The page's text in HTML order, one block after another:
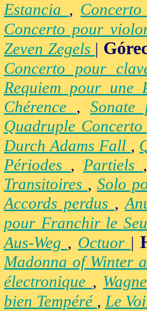
Estancia ,
Concerto pour
Zeven Zegels |
Concerto pour
Requiem pour une
Chérence ,
Quadruple
Durch Adams Fall ,
Périodes , Partiels ,
Transitoires , Solo
Accords perdus ,
pour Franchir le
Aus-Weg , Octuor |
Madonna of Winter
électronique ,
bien Tempéré ,Le